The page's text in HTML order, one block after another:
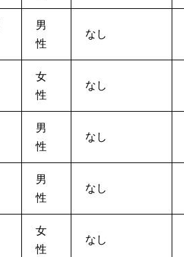
男
性
なし
女
性
なし
男
性
なし
男
性
なし
女
性
なし